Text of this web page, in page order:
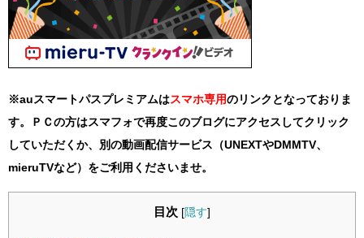
※auスマートパスプレミアムはスマホ専用のリンクとなっておりま
す。ＰＣの方はスマフォで再度このブログにアクセスしてクリック
していただくか、別の動画配信サービス（UNEXTやDMMTV、
mieruTVなど）をご利用くださいませ。
目次 [隠す]